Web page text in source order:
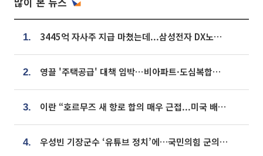
1. 3445억 자사주 지급 마쳤는데...삼성전자 DX노조, 뒤늦은 '떼쓰기 집회'
2. 영끌 '주택공급' 대책 임박⋯비아파트·도심복합까지 총동원
3. 이란 “호르무즈 새 항로 합의 매우 근접...미국 배상 먼저”
4. 우성빈 기장군수 ‘유튜브 정치’에…국민의힘 군의원들 집단 반발